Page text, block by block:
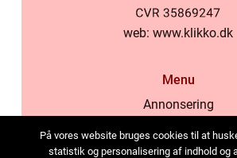
web: www.klikko.dk
Menu
Annonsering
Cookies
På vores website bruges cookies til at
statistik og personalisering af indhold og